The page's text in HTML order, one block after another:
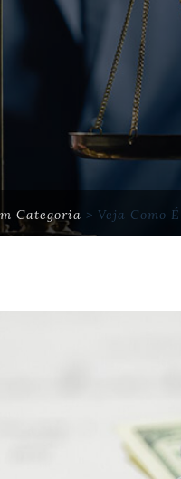
Categoria > Veja Como